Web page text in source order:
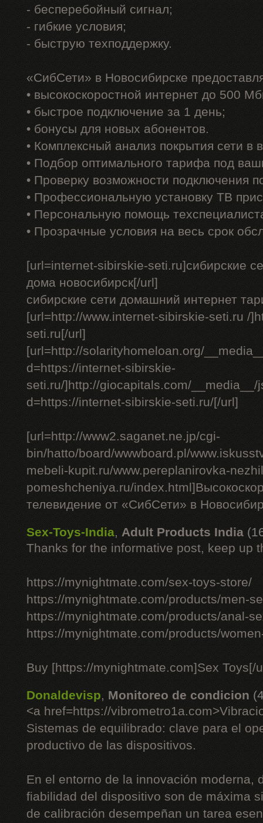
- бесперебойный сигнал;
- гибкие условия;
- быструю техподдержку.
«СибСети» в Новосибирске
• высокоскоростной интернет до 500
• быстрое подключение за 1 день;
• бонусы для новых абонентов.
• Комплексный анализ покрытия сети в
• Подбор оптимального тарифа под
• Проверку возможности подключения
• Профессиональную установку ТВ
• Персональную помощь
• Прозрачные условия на весь срок
[url=internet-sibirskie-seti.ru]сибирские
дома новосибирск[/url]
сибирские сети домашний интернет
[url=http://www.internet-sibirskie-seti.ru /
seti.ru[/url]
[url=http://solarityhomeloan.org/
d=https://internet-sibirskie-
seti.ru/]http://giocapitals.com/
d=https://internet-sibirskie-seti.ru/[/url]
[url=http://www2.saganet.ne.jp/cgi-
bin/hatto/board/wwwboard.pl/
mebeli-kupit.ru/www.pereplanirovka-
pomeshcheniya.ru/
телевидение от «СибСети» в
Sex-Toys-India, Adult Products India
Thanks for the informative post, keep up
https://mynightmate.com/sex-toys-store/
https://mynightmate.com/products/men-
https://mynightmate.com/products/anal-
https://mynightmate.com/products/
Buy [https://mynightmate.com]Sex Toys[/
Donaldevisp, Monitoreo de condicion
<a href=https://
Sistemas de equilibrado: clave para el
productivo de las dispositivos.
En el entorno de la innovación moderna,
fiabilidad del dispositivo son de máxima
de calibración desempeñan un tarea